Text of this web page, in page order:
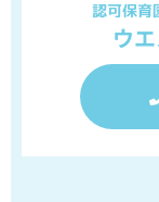
認可保育
ウ